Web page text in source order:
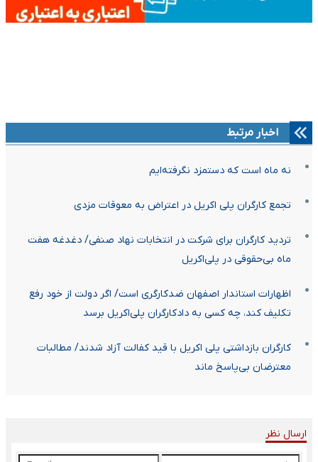
اخبار مرتبط
نه ماه است که دستمزد نگرفته‌ایم
تجمع کارگران پلی اکریل در اعتراض به معوقات مزدی
تردید کارگران برای شرکت در انتخابات نهاد صنفی/ دغدغه هفت
ماه بی‌حقوقی در پلی‌اکریل
اظهارات استاندار اصفهان ضدکارگری است/ اگر دولت از خود رفع
تکلیف کند، چه کسی به دادکارگران پلی‌اکریل برسد
کارگران بازداشتی پلی اکریل با قید کفالت آزاد شدند/ مطالبات
معترضان بی‌پاسخ ماند
ارسال نظر